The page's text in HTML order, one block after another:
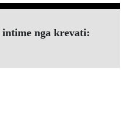
nga krevati: